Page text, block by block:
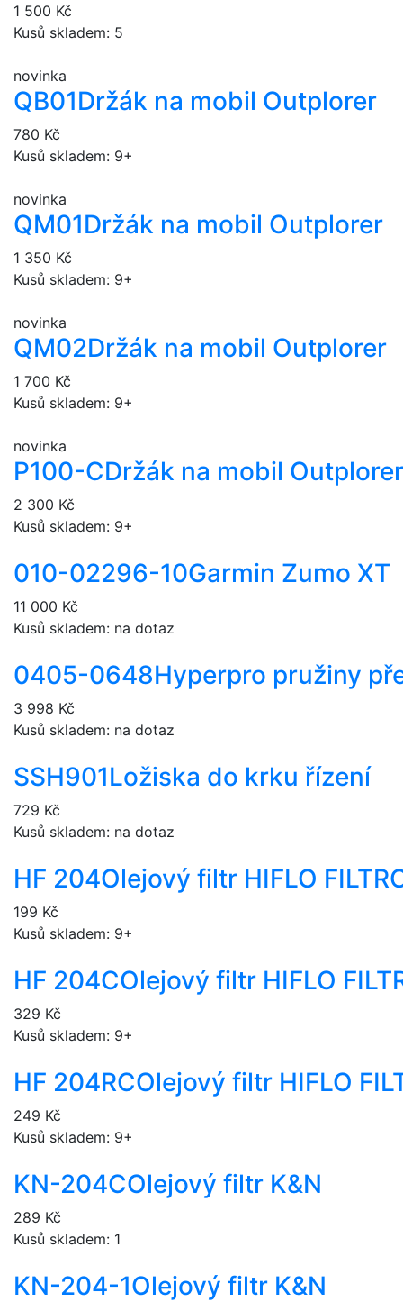
1 500 Kč
Kusů skladem: 5
novinka
QB01Držák na mobil Outplorer
780 Kč
Kusů skladem: 9+
novinka
QM01Držák na mobil Outplorer
1 350 Kč
Kusů skladem: 9+
novinka
QM02Držák na mobil Outplorer
1 700 Kč
Kusů skladem: 9+
novinka
P100-CDržák na mobil
2 300 Kč
Kusů skladem: 9+
010-02296-10Garmin Zumo XT
11 000 Kč
Kusů skladem: na dotaz
0405-0648Hyperpro pružiny
3 998 Kč
Kusů skladem: na dotaz
SSH901Ložiska do krku řízení
729 Kč
Kusů skladem: na dotaz
HF 204Olejový filtr HIFLO
199 Kč
Kusů skladem: 9+
HF 204COlejový filtr HIFLO
329 Kč
Kusů skladem: 9+
HF 204RCOlejový filtr HIFLO
249 Kč
Kusů skladem: 9+
KN-204COlejový filtr K&N
289 Kč
Kusů skladem: 1
KN-204-1Olejový filtr K&N